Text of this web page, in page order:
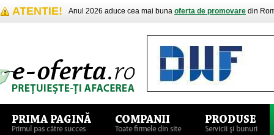
ATENTIE! Anul 2026 aduce cea mai buna oferta de promovare din